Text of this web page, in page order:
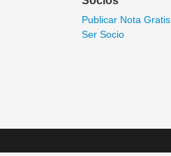
Publicar Nota Gratis
Ser Socio